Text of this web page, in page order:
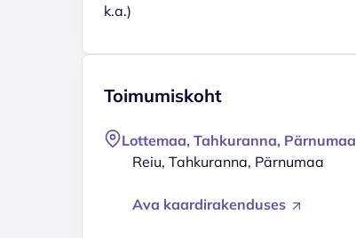
k.a.)
Toimumiskoht
Lottemaa, Tahkuranna, Pärnumaa
Reiu, Tahkuranna, Pärnumaa
Ava kaardirakenduses